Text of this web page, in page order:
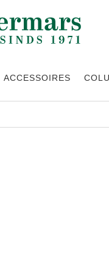
ACCESSOIRES